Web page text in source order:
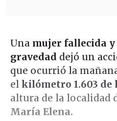
Una mujer fallecida y
gravedad dejó un
que ocurrió la
el kilómetro 1.603 de
altura de la localidad
María Elena.